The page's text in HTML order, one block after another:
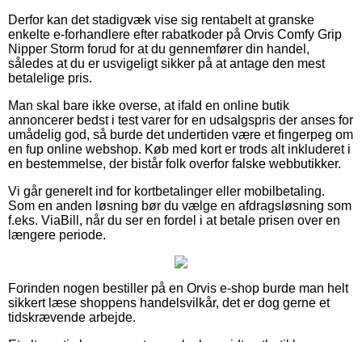
Derfor kan det stadigvæk vise sig rentabelt at granske
enkelte e-forhandlere efter rabatkoder på Orvis Comfy Grip
Nipper Storm forud for at du gennemfører din handel,
således at du er usvigeligt sikker på at antage den mest
betalelige pris.
Man skal bare ikke overse, at ifald en online butik
annoncerer bedst i test varer for en udsalgspris der anses for
umådelig god, så burde det undertiden være et fingerpeg om
en fup online webshop. Køb med kort er trods alt inkluderet i
en bestemmelse, der bistår folk overfor falske webbutikker.
Vi går generelt ind for kortbetalinger eller mobilbetaling.
Som en anden løsning bør du vælge en afdragsløsning som
f.eks. ViaBill, når du ser en fordel i at betale prisen over en
længere periode.
Forinden nogen bestiller på en Orvis e-shop burde man helt
sikkert læse shoppens handelsvilkår, det er dog gerne et
tidskrævende arbejde.